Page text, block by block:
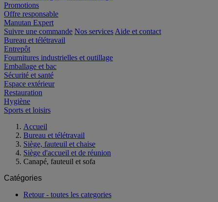
Promotions
Offre responsable
Manutan Expert
Suivre une commande Nos services Aide et contact
Bureau et télétravail
Entrepôt
Fournitures industrielles et outillage
Emballage et bac
Sécurité et santé
Espace extérieur
Restauration
Hygiène
Sports et loisirs
Accueil
Bureau et télétravail
Siège, fauteuil et chaise
Siège d'accueil et de réunion
Canapé, fauteuil et sofa
Catégories
Retour - toutes les categories